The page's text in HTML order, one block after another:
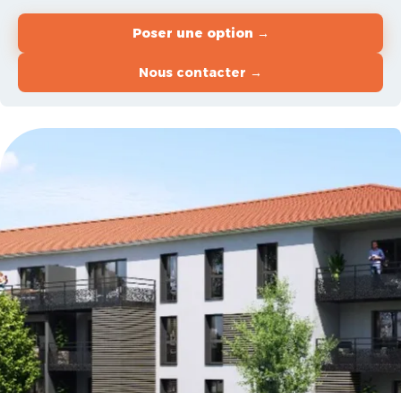
Poser une option →
Nous contacter →